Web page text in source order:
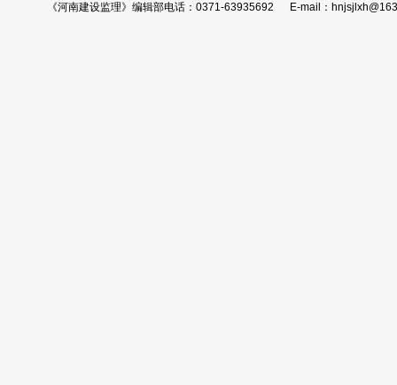
《河南建设监理》编辑部电话：0371-63935692 E-mail：